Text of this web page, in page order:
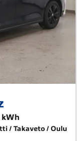
kWh
Takaveto Oulu